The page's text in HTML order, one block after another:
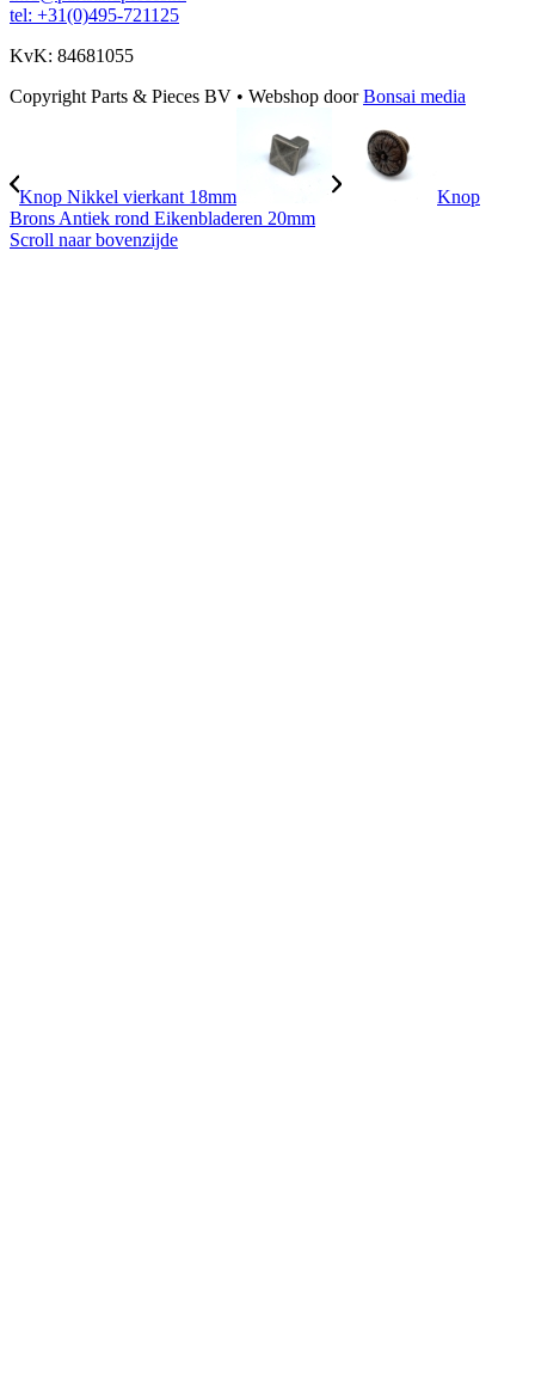
tel: +31(0)495-721125
KvK: 84681055
Copyright Parts & Pieces BV • Webshop doorBonsai media
Knop Nikkel vierkant 18mm
Knop
Brons Antiek rond Eikenbladeren 20mm
Scroll naar bovenzijde